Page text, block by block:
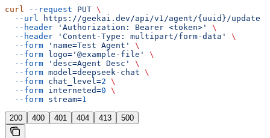
curl --request PUT \
  --url
https://geekai.dev/api/v1/agent/{uuid}/update
  --header
'Authorization: Bearer <token>'
\
  --header
'Content-Type: multipart/form-data'
\
  --form
'name=Test Agent'
\
  --form
logo='@example-file'
\
  --form
'desc=Agent Desc'
\
  --form
model=deepseek-chat \
  --form
chat_level=2 \
  --form
interneted=0 \
  --form
stream=1
200 400 401 404 413 500